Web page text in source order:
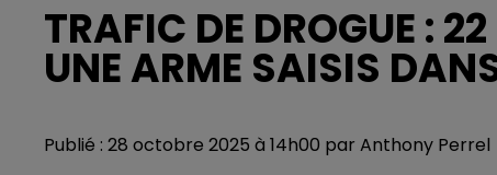
TRAFIC DE DROGUE :
UNE ARME SAISIS
Publié : 28 octobre 2025 à 14h00 par Anthony Perrel